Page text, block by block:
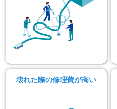
壊れた際の修理費が高い